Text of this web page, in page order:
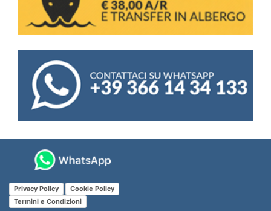
Privacy Policy
Cookie Policy
Termini e Condizioni